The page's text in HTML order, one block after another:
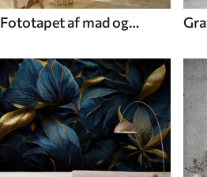
Fototapet af mad og